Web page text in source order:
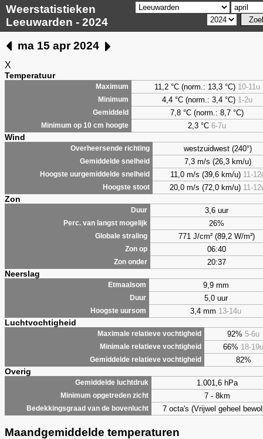
Weerstatistieken
Leeuwarden - 2024
ma 15 apr 2024
X
Temperatuur
Maximum 11,2 °C (norm.: 13,3 °C) 10-11u
Minimum 4,4°C (norm.: 3,4 °C) 1-2u
Gemiddeld 7,8 °C (norm.: 8,7 °C)
Minimum op 10 cm hoogte 2,3 °C 6-7u
Wind
Overheersende richting westzuidwest (240°)
Gemiddelde snelheid 7,3 m/s (26,3 km/u)
Hoogste uurgemiddelde snelheid 11,0 m/s (39,6 km/u) 11-
Hoogste stoot 20,0 m/s (72,0 km/u) 11-
Zon
Duur 3,6 uur
Perc. van langst mogelijk 26%
Globale straling 771 J/cm² (89,2 W/m²)
Zon op 06:40
Zon onder 20:37
Neerslag
Etmaalsom 9,9 mm
Duur 5,0 uur
Hoogste uursom 3,4 mm 13-14u
Luchtvochtigheid
Maximale relatieve vochtigheid 92% 5-6u
Minimale relatieve vochtigheid 66% 18-19u
Gemiddelde relatieve vochtigheid 82%
Overig
Gemiddelde luchtdruk 1.001,6 hPa
Minimum opgetreden zicht 7 - 8km
Bedekkingsgraad van de bovenlucht 7 octa's (Vrijwel geheel
Maandgemiddelde temperaturen